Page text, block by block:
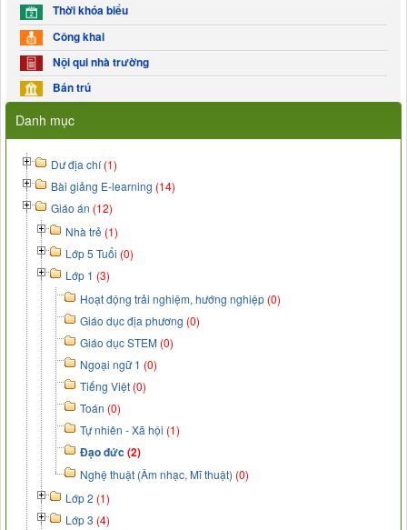
Thời khóa biểu
Công khai
Nội qui nhà trường
Bán trú
Danh mục
Dư địa chí(1)
Bài giảng E-learning (14)
Giáo án (12)
Nhà trẻ (1)
Lớp 5 Tuổi (0)
Lớp 1 (3)
Hoạt động trải nghiệm, hướng nghiệp (0)
Giáo dục địa phương (0)
Giáo dục STEM (0)
Ngoại ngữ 1 (0)
Tiếng Việt (0)
Toán (0)
Tự nhiên - Xã hội (1)
Đạo đức(2)
Nghệ thuật (Âm nhạc, Mĩ thuật) (0)
Lớp 2 (1)
Lớp 3 (4)